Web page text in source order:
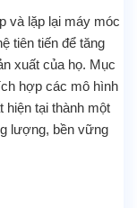
và lặp lại máy móc
tiên tiến để tăng
xuất của họ. Mục
hợp các mô hình
hiện tại thành một
lượng, bền vững